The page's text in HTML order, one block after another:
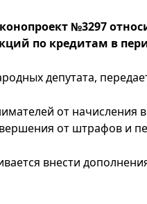
№3297
по кредитам в
депутата,
от начисления
от штрафов и
внести